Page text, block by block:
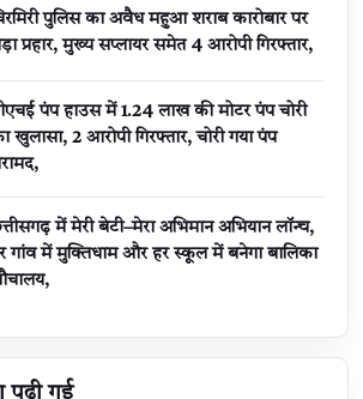
पुलिस का अवैध महुआ शराब कारोबार पर
प्रहार, मुख्य सप्लायर समेत 4 आरोपी गिरफ्तार,
पंप हाउस में 1.24 लाख की मोटर पंप चोरी
खुलासा, 2 आरोपी गिरफ्तार, चोरी गया पंप
में मेरी बेटी–मेरा अभिमान अभियान लॉन्च,
गांव में मुक्तिधाम और हर स्कूल में बनेगा बालिका